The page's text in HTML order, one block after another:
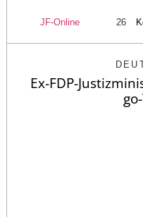
JF-Online 26
Ex-FDP-